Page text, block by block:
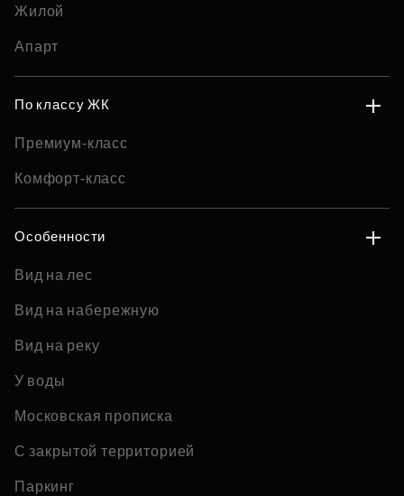
Жилой
Апарт
По классу ЖК
Премиум-класс
Комфорт-класс
Особенности
Вид на лес
Вид на набережную
Вид на реку
У воды
Московская прописка
С закрытой территорией
Паркинг